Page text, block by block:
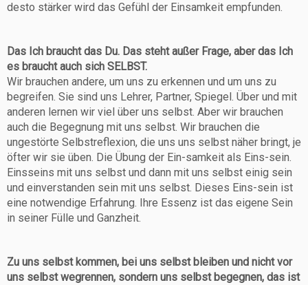
desto stärker wird das Gefühl der Einsamkeit empfunden.
Das Ich braucht das Du. Das steht außer Frage, aber das Ich
es braucht auch sich SELBST.
Wir brauchen andere, um uns zu erkennen und um uns zu
begreifen. Sie sind uns Lehrer, Partner, Spiegel. Über und mit
anderen lernen wir viel über uns selbst. Aber wir brauchen
auch die Begegnung mit uns selbst. Wir brauchen die
ungestörte Selbstreflexion, die uns uns selbst näher bringt, je
öfter wir sie üben. Die Übung der Ein-samkeit als Eins-sein.
Einsseins mit uns selbst und dann mit uns selbst einig sein
und einverstanden sein mit uns selbst. Dieses Eins-sein ist
eine notwendige Erfahrung. Ihre Essenz ist das eigene Sein
in seiner Fülle und Ganzheit.
Zu uns selbst kommen, bei uns selbst bleiben und nicht vor
uns selbst wegrennen, sondern uns selbst begegnen, das ist